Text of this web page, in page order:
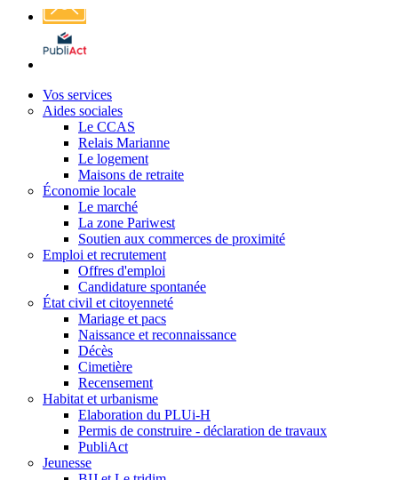
Affichage
légal
Vos services
Aides sociales
Le CCAS
Relais Marianne
Le logement
Maisons de retraite
Économie locale
Le marché
La zone Pariwest
Soutien aux commerces de proximité
Emploi et recrutement
Offres d'emploi
Candidature spontanée
État civil et citoyenneté
Mariage et pacs
Naissance et reconnaissance
Décès
Cimetière
Recensement
Habitat et urbanisme
Elaboration du PLUi-H
Permis de construire - déclaration de travaux
PubliAct
Jeunesse